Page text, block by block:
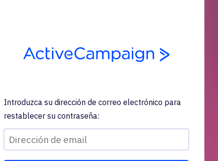
Introduzca su dirección de correo electrónico para
restablecer su contraseña: